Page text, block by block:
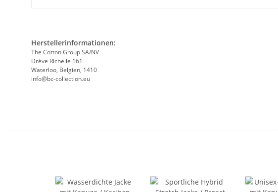
Herstellerinformationen:
The Cotton Group SA/NV
Drève Richelle 161
Waterloo, Belgien, 1410
info@bc-collection.eu